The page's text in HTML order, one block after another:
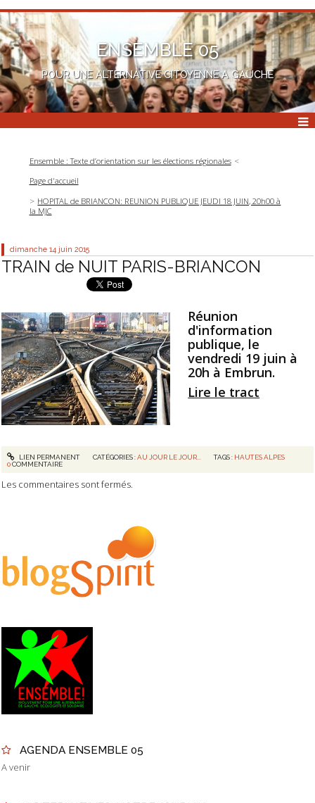
ENSEMBLE 05
POUR UNE ALTERNATIVE CITOYENNE A GAUCHE
Ensemble : Texte d’orientation sur les élections régionales
Page d'accueil
HOPITAL de BRIANCON: REUNION PUBLIQUE JEUDI 18 JUIN, 20h00 à
la MJC
dimanche 14 juin 2015
TRAIN de NUIT PARIS-BRIANCON
Réunion
d'information
publique, le
vendredi 19 juin à
20h à Embrun.
Lire le tract
LIEN PERMANENT CATÉGORIES :AU JOUR LE JOUR... TAGS : HAUTES ALPES
0COMMENTAIRE
Les commentaires sont fermés.
AGENDA ENSEMBLE 05
A venir